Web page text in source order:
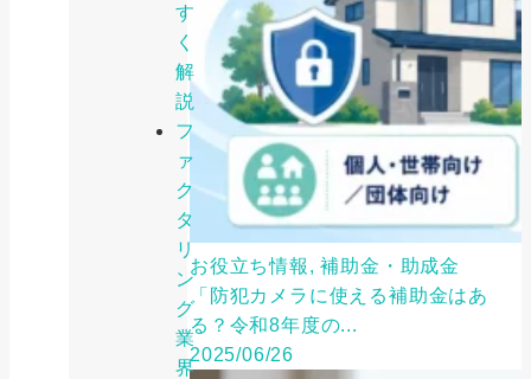
す
く
解
説
フ
ァ
ク
タ
リ
ン
グ
業
界
お役立ち情報, 補助金・助成金
「防犯カメラに使える補助金はあ
る？令和8年度の...
2025/06/26